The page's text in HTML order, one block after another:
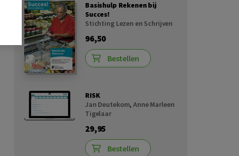
Basishulp Rekenen bij
Succes!
Stichting Lezen en Schrijven
96,50
Bestellen
RISK
Jan Deutekom,Anne Marleen
Tigelaar
29,95
Bestellen